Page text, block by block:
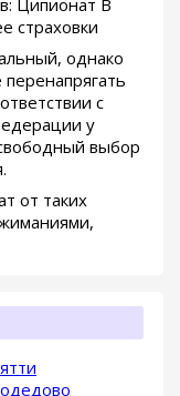
Ципионат В
страховки
однако
с
у
выбор
от таких